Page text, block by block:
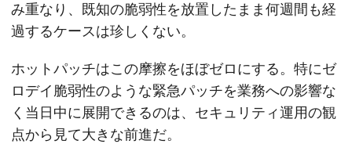
み重なり、既知の脆弱性を放置したまま何週間も経
過するケースは珍しくない。
ホットパッチはこの摩擦をほぼゼロにする。特にゼ
ロデイ脆弱性のような緊急パッチを業務への影響な
く当日中に展開できるのは、セキュリティ運用の観
点から見て大きな前進だ。